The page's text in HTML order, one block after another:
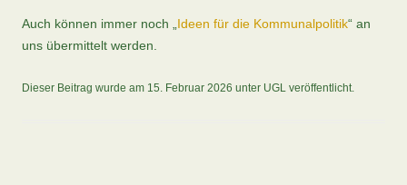
Auch können immer noch „ Ideen für die Kommunalpolitik“ an
uns übermittelt werden.
Dieser Beitrag wurde am 15. Februar 2026 unter UGL veröffentlicht.